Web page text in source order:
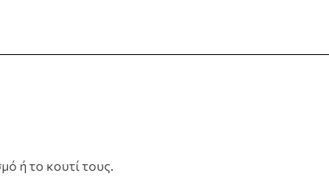
ή το κουτί τους.